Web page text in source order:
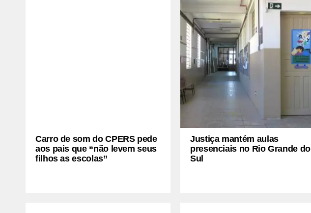
Carro de som do CPERS pede
aos pais que “não levem seus
filhos as escolas”
Justiça mantém aulas
presenciais no Rio Grande do
Sul